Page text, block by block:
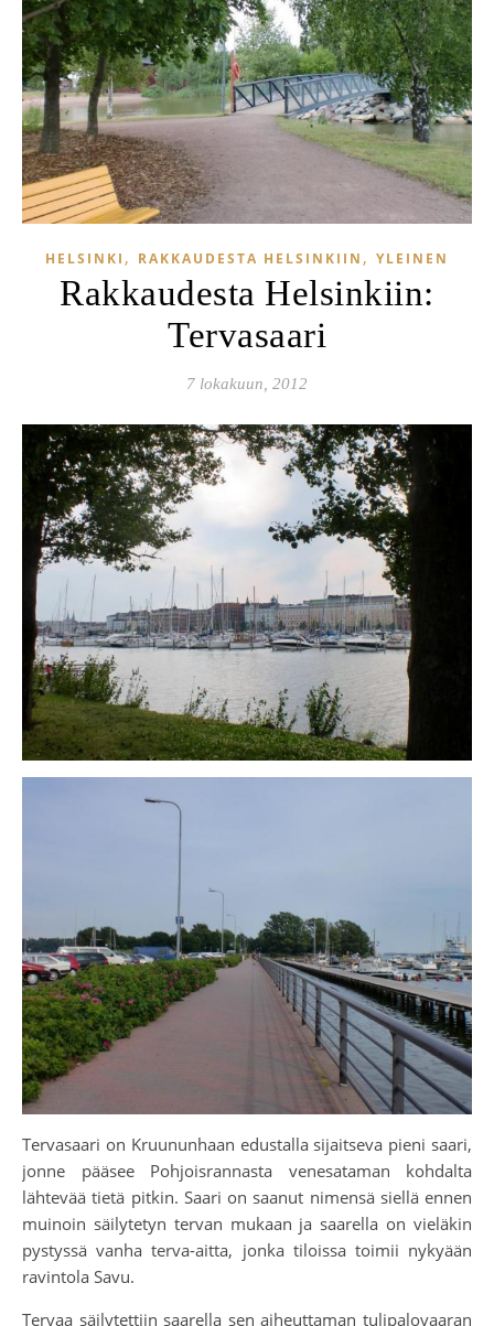
HELSINKI , RAKKAUDESTA HELSINKIIN , YLEINEN
Rakkaudesta Helsinkiin:
Tervasaari
7 lokakuun, 2012
Tervasaari on Kruununhaan edustalla sijaitseva pieni saari,
jonne pääsee Pohjoisrannasta venesataman kohdalta
lähtevää tietä pitkin. Saari on saanut nimensä siellä ennen
muinoin säilytetyn tervan mukaan ja saarella on vieläkin
pystyssä vanha terva-aitta, jonka tiloissa toimii nykyään
ravintola Savu.
Tervaa säilytettiin saarella sen aiheuttaman tulipalovaaran